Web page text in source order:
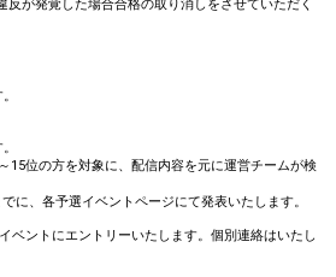
が発覚した場合合格の取り消しをさせていただく
15位の方を対象に、配信内容を元に運営チームが検
に、各予選イベントページにて発表いたします。
ベントにエントリーいたします。個別連絡はいたし